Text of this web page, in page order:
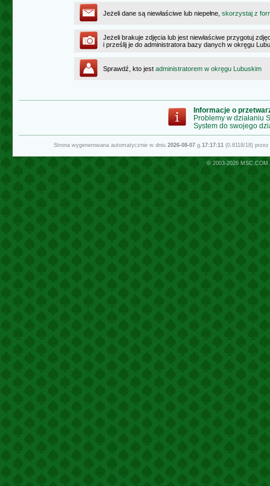
Jeżeli dane są niewłaściwe lub niepełne, skorzystaj z
Jeżeli brakuje zdjęcia lub jest niewłaściwe przygotuj
i prześlij je do administratora bazy danych w okręgu
Sprawdź, kto jest administratorem w okręgu Lubuskim
Informacje o
Problemy w działaniu
System do swojego
Strona wygenerowana automatycznie w dniu 2026-08-07 g.17:17:11 (0.8118/18)
© 2003-2026